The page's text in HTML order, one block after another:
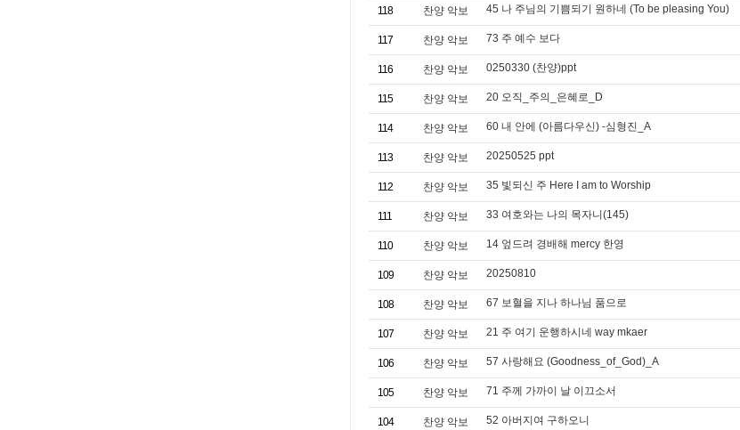
118 찬양 악보 45 나 주님의 기쁨되기 원하네 (To be pleasing You)
117 찬양 악보 73 주 예수 보다
116 찬양 악보 0250330 (찬양)ppt
115 찬양 악보 20 오직_주의_은혜로_D
114 찬양 악보 60 내 안에 (아름다우신) -심형진_A
113 찬양 악보 20250525 ppt
112 찬양 악보 35 빛되신 주 Here I am to Worship
111 찬양 악보 33 여호와는 나의 목자니(145)
110 찬양 악보 14 엎드려 경배해 mercy 한영
109 찬양 악보 20250810
108 찬양 악보 67 보혈을 지나 하나님 품으로
107 찬양 악보 21 주 여기 운행하시네 way mkaer
106 찬양 악보 57 사랑해요 (Goodness_of_God)_A
105 찬양 악보 71 주께 가까이 날 이끄소서
104 찬양 악보 52 아버지여 구하오니